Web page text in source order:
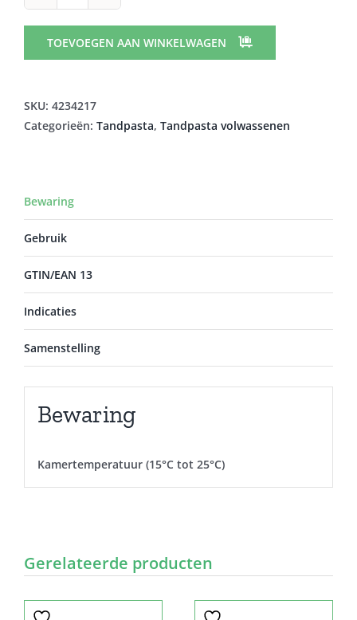
BI-
FLUORE
MUNT
75ML
TOEVOEGEN AAN WINKELWAGEN
SKU: 4234217
Categorieën: Tandpasta, Tandpasta volwassenen
Bewaring
Gebruik
GTIN/EAN 13
Indicaties
Samenstelling
Bewaring
Kamertemperatuur (15°C tot 25°C)
Gerelateerde producten